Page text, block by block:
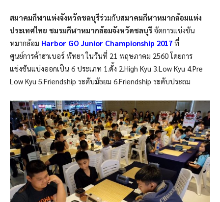
สมาคมกีฬาแห่งจังหวัดชลบุรีร่วมกับสมาคมกีฬาหมากล้อมแห่ง
ประเทศไทย ชมรมกีฬาหมากล้อมจังหวัดชลบุรี จัดการแข่งขัน
หมากล้อม Harbor GO Junior Championship 2017 ที่
ศูนย์การค้าฮาเบอร์ พัทยา ในวันที่ 21 พฤษภาคม 2560 โดยการ
แข่งขันแบ่งออกเป็น 6 ประเภท 1.ดั้ง 2.High Kyu 3.Low Kyu 4.Pre
Low Kyu 5.Friendship ระดับมัธยม 6.Friendship ระดับประถม